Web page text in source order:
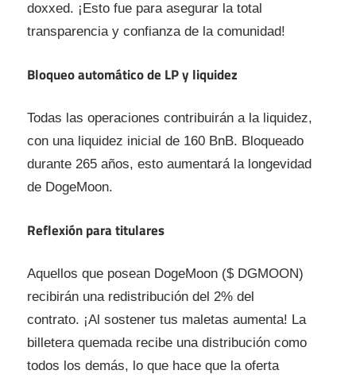
doxxed. ¡Esto fue para asegurar la total
transparencia y confianza de la comunidad!
Bloqueo automático de LP y liquidez
Todas las operaciones contribuirán a la liquidez,
con una liquidez inicial de 160 BnB. Bloqueado
durante 265 años, esto aumentará la longevidad
de DogeMoon.
Reflexión para titulares
Aquellos que posean DogeMoon ($ DGMOON)
recibirán una redistribución del 2% del
contrato. ¡Al sostener tus maletas aumenta! La
billetera quemada recibe una distribución como
todos los demás, lo que hace que la oferta